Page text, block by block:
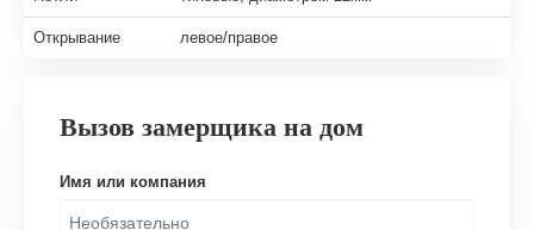
Открывание левое/правое
Вызов замерщика на дом
Имя или компания